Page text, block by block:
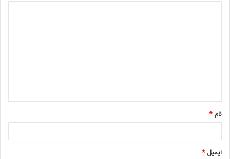
*
نام *
ایمیل*